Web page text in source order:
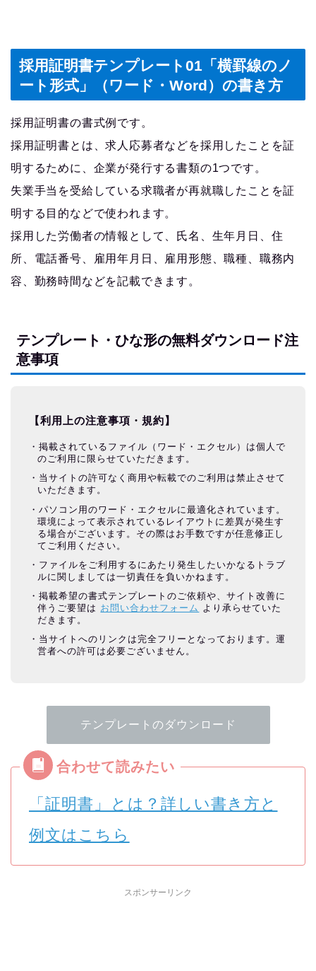
採用証明書テンプレート01「横罫線のノ
ート形式」（ワード・Word）の書き方
採用証明書の書式例です。
採用証明書とは、求人応募者などを採用したことを証
明するために、企業が発行する書類の1つです。
失業手当を受給している求職者が再就職したことを証
明する目的などで使われます。
採用した労働者の情報として、氏名、生年月日、住
所、電話番号、雇用年月日、雇用形態、職種、職務内
容、勤務時間などを記載できます。
テンプレート・ひな形の無料ダウンロード注
意事項
【利用上の注意事項・規約】
掲載されているファイル（ワード・エクセル）は個人で
のご利用に限らせていただきます。
当サイトの許可なく商用や転載でのご利用は禁止させて
いただきます。
パソコン用のワード・エクセルに最適化されています。
環境によって表示されているレイアウトに差異が発生す
る場合がございます。その際はお手数ですが任意修正し
てご利用ください。
ファイルをご利用するにあたり発生したいかなるトラブ
ルに関しましては一切責任を負いかねます。
掲載希望の書式テンプレートのご依頼や、サイト改善に
伴うご要望は お問い合わせフォーム より承らせていた
だきます。
当サイトへのリンクは完全フリーとなっております。運
営者への許可は必要ございません。
テンプレートのダウンロード
「証明書」とは？詳しい書き方と
例文はこちら
スポンサーリンク